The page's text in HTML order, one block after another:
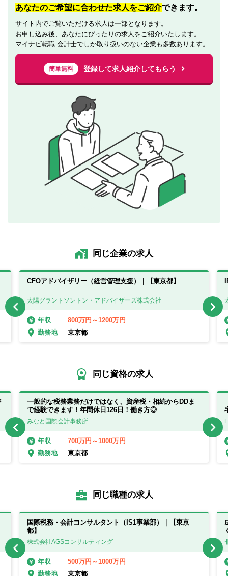
あなたのご希望に合わせた求人をご紹介できます。
サイト内でご覧いただける求人は一部となります。
お申し込み後、あなたにぴったりの求人をご紹介いたします。
マイナビ転職 会計士でしか取り扱いのない企業も多数あります。
簡単無料 登録して求人紹介してもらう
同じ企業の求人
CFOアドバイザリー（経営管理支援）｜【東京都】
太陽グラントソントン・アドバイザーズ株式会社
年収
800万円～1200万円
勤務地
東京都
同じ資格の求人
一般的な税務業務だけではなく、資産税・相続からDDま
で経験できます！年間休日126日！働き方◎
みなと国際会計事務所
年収
700万円～1000万円
勤務地
東京都
同じ職種の求人
国際税務・会計コンサルタント（IS1事業部）｜【東京
都】
株式会社AGSコンサルティング
年収
500万円～1000万円
勤務地
東京都